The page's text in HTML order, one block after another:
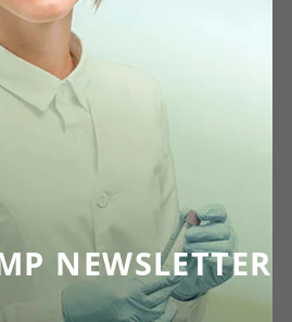
NEWSLETTER